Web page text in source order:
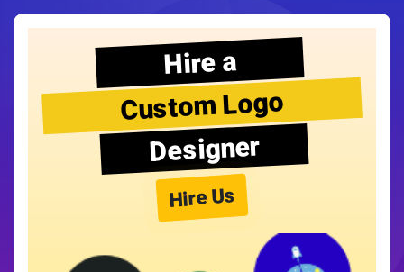
Hire a
Custom Logo
Designer
Hire Us